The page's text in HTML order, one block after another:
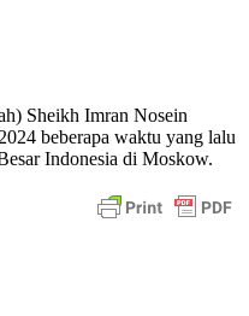
Sheikh Imran Nosein
beberapa waktu yang lalu
Indonesia di Moskow.